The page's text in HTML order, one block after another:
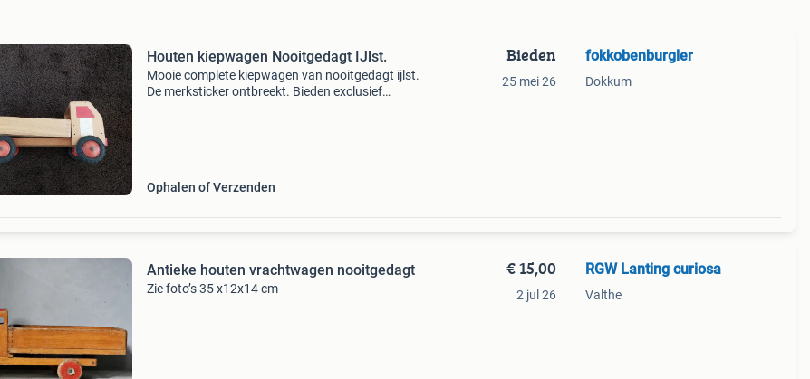
Houten kiepwagen Nooitgedagt IJlst.
Mooie complete kiepwagen van nooitgedagt ijlst.
De merksticker ontbreekt. Bieden exclusief
Ophalen of Verzenden
Bieden
25 mei 26
fokkobenburgler
Dokkum
Antieke houten vrachtwagen nooitgedagt
Zie foto’s 35 x12x14 cm
€ 15,00
2 jul 26
RGW Lanting curiosa
Valthe